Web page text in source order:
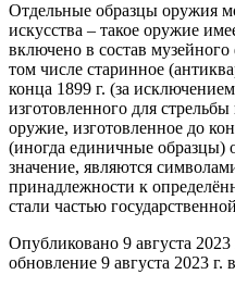
Отдельные образцы оружия
искусства – такое оружие
включено в состав
том числе старинное
конца 1899 г. (за
изготовленного для
оружие, изготовленное до
(иногда единичные образцы)
значение, являются
принадлежности к
стали частью
Опубликовано 9 августа
обновление 9 августа 2023 г.